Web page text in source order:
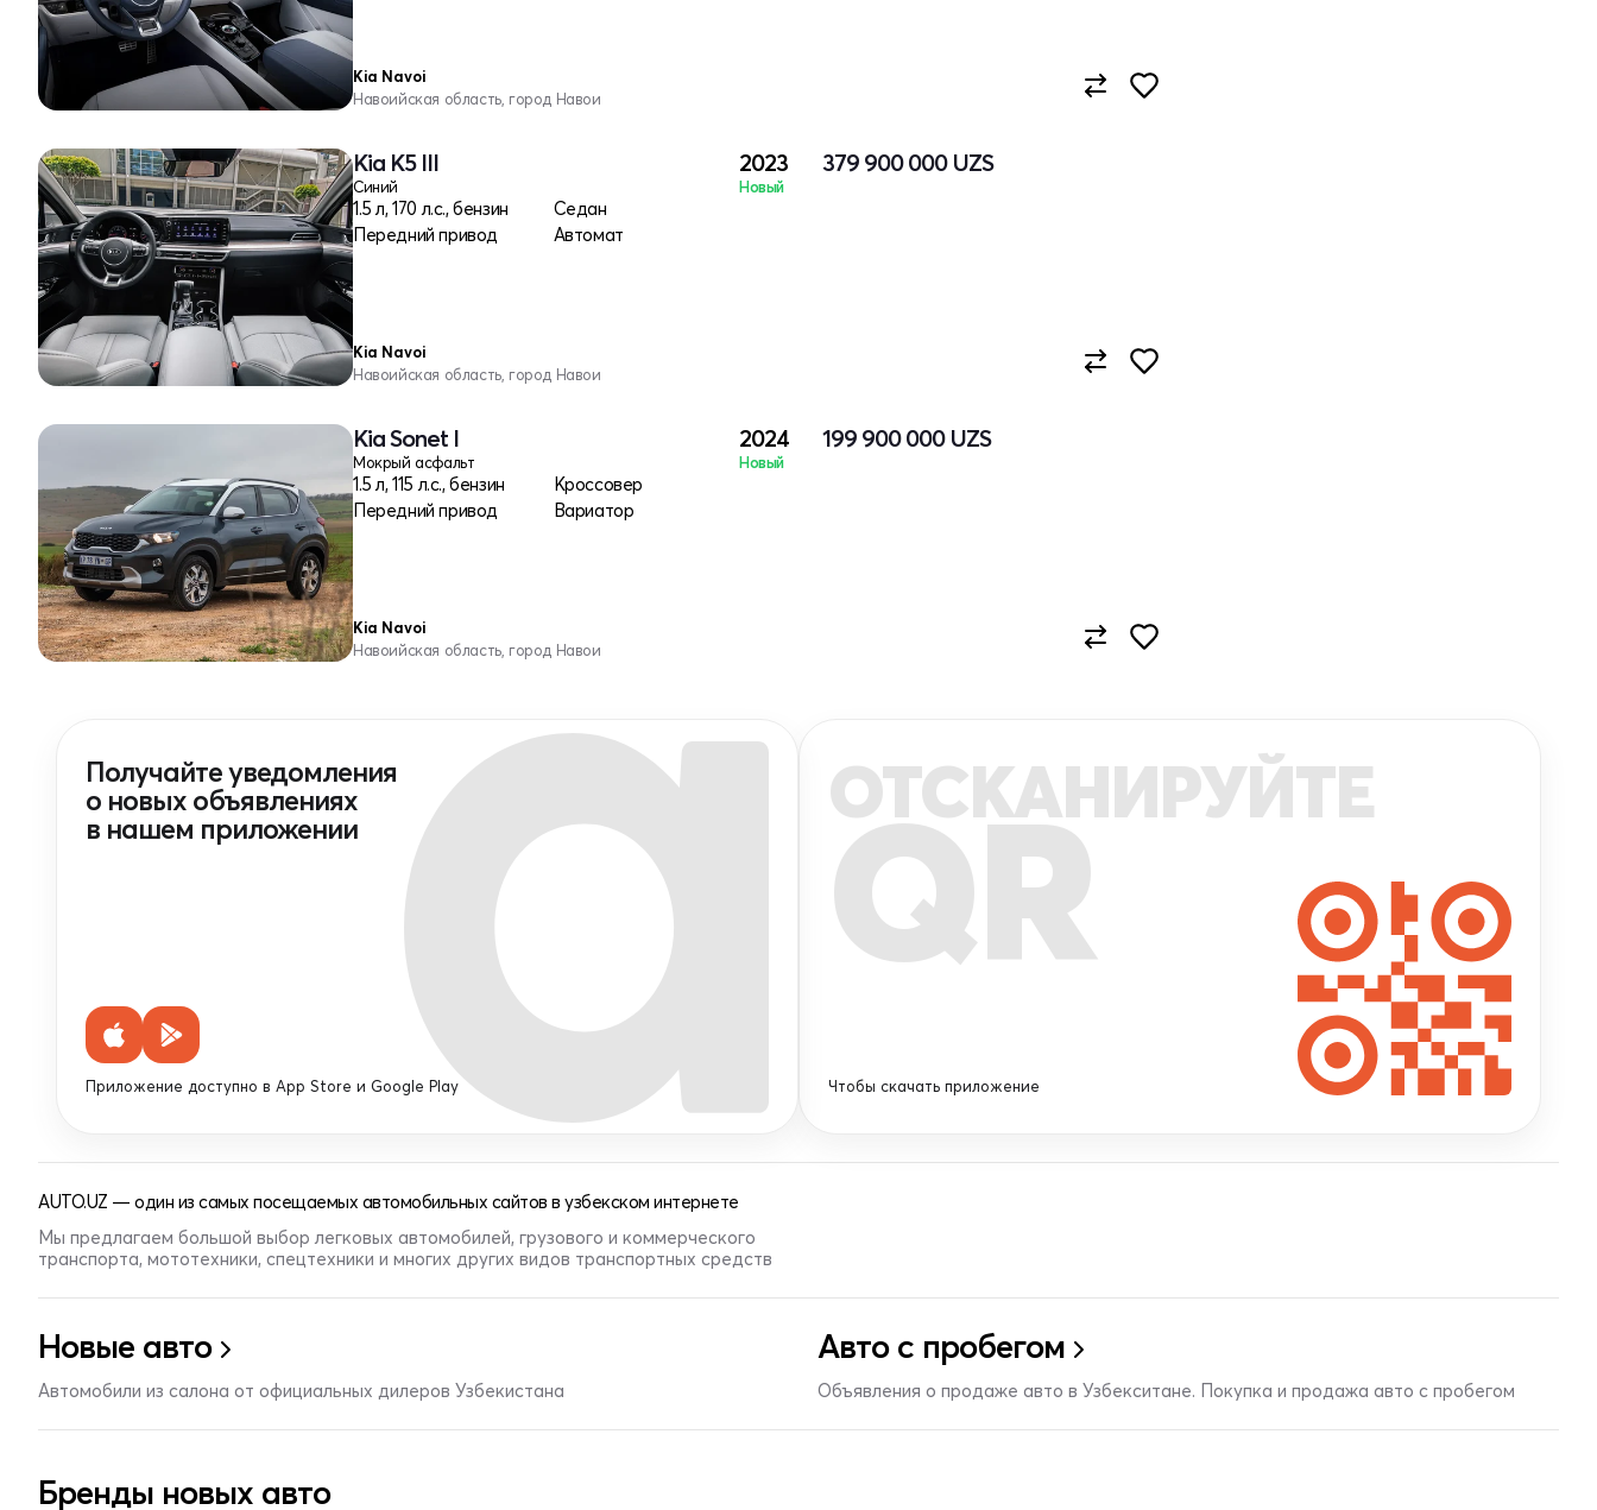
Kia Navoi
Навоийская область, город Навои
Kia K5 III
Синий
1.5 л, 170 л.с., бензин
Седан
Передний привод
Автомат
2023
Новый
379 900 000 UZS
Kia Navoi
Навоийская область, город Навои
Kia Sonet I
Мокрый асфальт
1.5 л, 115 л.с., бензин
Кроссовер
Передний привод
Вариатор
2024
Новый
199 900 000 UZS
Kia Navoi
Навоийская область, город Навои
Получайте уведомления
о новых объявлениях
в нашем приложении
Приложение доступно в App Store и Google Play
ОТСКАНИРУЙТЕ
QR
Чтобы скачать приложение
AUTO.UZ — один из самых посещаемых автомобильных сайтов в узбекском интернете
Мы предлагаем большой выбор легковых автомобилей, грузового и коммерческого
транспорта, мототехники, спецтехники и многих других видов транспортных средств
Новые авто
Автомобили из салона от официальных дилеров Узбекистана
Авто с пробегом
Объявления о продаже авто в Узбекситане. Покупка и продажа авто с пробегом
Бренды новых авто